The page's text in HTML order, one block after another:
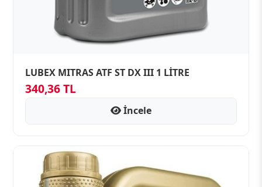
LUBEX MITRAS ATF ST DX III 1 LİTRE
340,36 TL
İncele